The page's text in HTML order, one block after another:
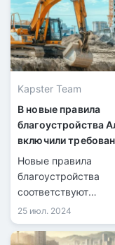
Kapster Team
В новые правила
благоустройства
включили
стройплощадкам
Новые правила
благоустройства
соответствуют
потребностям
реализуют идеи
республиканской
25 июл. 2024